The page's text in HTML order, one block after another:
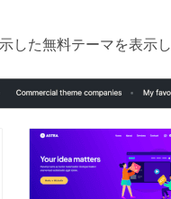
した無料テーマを表示し